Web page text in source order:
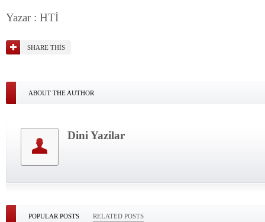
Yazar : HTİ
SHARE THIS
ABOUT THE AUTHOR
Dini Yazilar
POPULAR POSTS RELATED POSTS